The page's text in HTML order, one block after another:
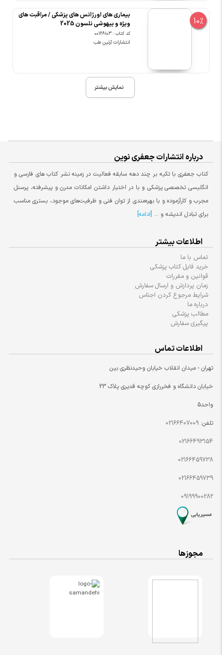
10%
بیماری های اورژانس های پزشکی / مراقبت های
ویژه و بیهوشی نلسون 2025
کد کتاب : 00128103
انتشارات آرتین طب
نمایش بیشتر
درباره انتشارات جعفری نوین
کتاب جعفری با تکیه بر چند دهه سابقه فعالیت در زمینه نشر کتاب های فارسی و
انگلیسی تخصصی پزشکی و با در اختیار داشتن امکانات مدرن و پیشرفته، پرسنل
مجرب و کارآزموده و با بهره‌مندی از توان فنی و ظرفیت‌های موجود، بستری مناسب
برای تبادل اندیشه و ... [ادامه]
اطلاعات بیشتر
تماس با ما
خرید فایل کتاب پزشکی
قوانین و مقررات
زمان پردازش و ارسال سفارش
شرایط مرجوع کردن اجناس
درباره ما
مطالب پزشکی
پیگیری سفارش
اطلاعات تماس
تهران - میدان انقلاب خیابان وحیدنظری بین
خیابان دانشگاه و فخررازی کوچه قدیری پلاک 23
واحد5
تلفن: 02166407009
02166493154
02166459738
02166459739
09199900282
مجوزها